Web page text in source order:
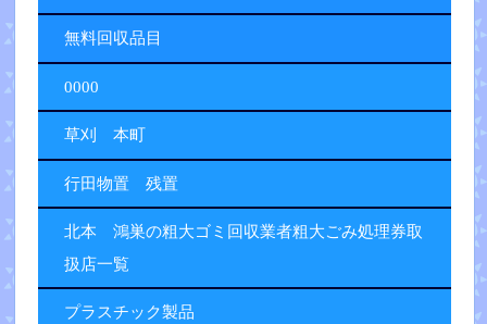
無料回収品目
0000
草刈 本町
行田物置 残置
北本 鴻巣の粗大ゴミ回収業者粗大ごみ処理券取
扱店一覧
プラスチック製品